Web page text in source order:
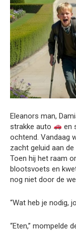
Eleanors man,
strakke auto
en
ochtend. Vandaag
zacht geluid aan
Toen hij het raam
blootsvoets en
nog niet door de
“Wat heb je nodig,
“Eten,” mompelde